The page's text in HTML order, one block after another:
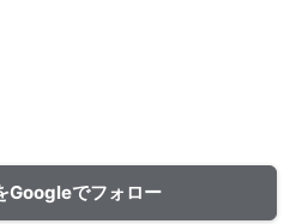
Googleでフォロー